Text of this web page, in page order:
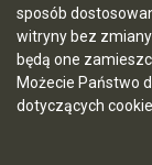
sposób
witryny bez
będą one
Możecie Państwo
dotyczących
Statystyki
Ostatnio
Ostatnia